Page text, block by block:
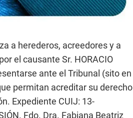
a herederos, acreedores y a
el causante Sr. HORACIO
ante el Tribunal (sito en
permitan acreditar su derecho
Expediente CUIJ: 13-
Fdo. Dra. Fabiana Beatriz